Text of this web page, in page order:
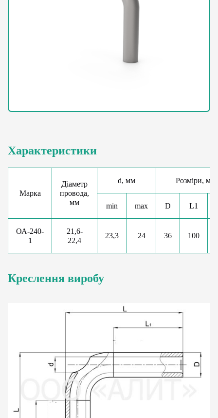
Характеристики
Марка
Діаметр
провода,
мм
d, мм Розміри, мм
D L1
min max
ОА-240-
1
21,6-
22,4
23,3 24 36 100
Креслення виробу